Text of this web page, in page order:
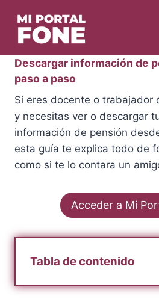
content
Descargar información de
paso a paso
Si eres docente o trabajador
y necesitas ver o descargar
información de pensión
esta guía te explica todo de
como si te lo contara un
Acceder a Mi
Tabla de contenido